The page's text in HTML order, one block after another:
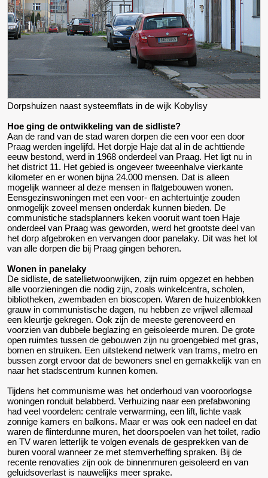
Dorpshuizen naast systeemflats in de wijk Kobylisy
Hoe ging de ontwikkeling van de sidliste?
Aan de rand van de stad waren dorpen die een voor een door
Praag werden ingelijfd. Het dorpje Haje dat al in de achttiende
eeuw bestond, werd in 1968 onderdeel van Praag. Het ligt nu in
het district 11. Het gebied is ongeveer tweeenhalve vierkante
kilometer en er wonen bijna 24.000 mensen. Dat is alleen
mogelijk wanneer al deze mensen in flatgebouwen wonen.
Eensgezinswoningen met een voor- en achtertuintje zouden
onmogelijk zoveel mensen onderdak kunnen bieden. De
communistiche stadsplanners keken vooruit want toen Haje
onderdeel van Praag was geworden, werd het grootste deel van
het dorp afgebroken en vervangen door panelaky. Dit was het lot
van alle dorpen die bij Praag gingen behoren.
Wonen in panelaky
De sidliste, de satellietwoonwijken, zijn ruim opgezet en hebben
alle voorzieningen die nodig zijn, zoals winkelcentra, scholen,
bibliotheken, zwembaden en bioscopen. Waren de huizenblokken
grauw in communistische dagen, nu hebben ze vrijwel allemaal
een kleurtje gekregen. Ook zijn de meeste gerenoveerd en
voorzien van dubbele beglazing en geisoleerde muren. De grote
open ruimtes tussen de gebouwen zijn nu groengebied met gras,
bomen en struiken. Een uitstekend netwerk van trams, metro en
bussen zorgt ervoor dat de bewoners snel en gemakkelijk van en
naar het stadscentrum kunnen komen.
Tijdens het communisme was het onderhoud van vooroorlogse
woningen ronduit belabberd. Verhuizing naar een prefabwoning
had veel voordelen: centrale verwarming, een lift, lichte vaak
zonnige kamers en balkons. Maar er was ook een nadeel en dat
waren de flinterdunne muren, het doorspoelen van het toilet, radio
en TV waren letterlijk te volgen evenals de gesprekken van de
buren vooral wanneer ze met stemverheffing spraken. Bij de
recente renovaties zijn ook de binnenmuren geisoleerd en van
geluidsoverlast is nauwelijks meer sprake.